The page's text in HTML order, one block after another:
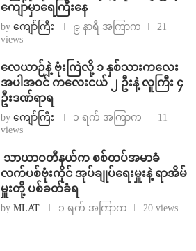
ကျော်မှာရေကြီးနေ
by ကျော်ကြီး ၉ နာရီ အကြာက
21
views
⁨လေယာဉ်နဲ့ ဗုံးကြဲလို့ ၁ နှစ်သားကလေး
အပါအဝင် ကလေးငယ် ၂ ဦးနဲ့ လူကြီး ၄
ဦးဒဏ်ရာရ
by ကျော်ကြီး ၁ ရက် အကြာက
11
views
⁩ ⁨သာယာဝတီနယ်က စစ်တပ်အမာခံ
လက်ပစ်ဗုံးကိုင် အုပ်ချုပ်ရေးမှူးနဲ့ ရာအိမ်
မှူးတို့ ပစ်ခတ်ခံရ
by MLAT ၁ ရက် အကြာက 20 views